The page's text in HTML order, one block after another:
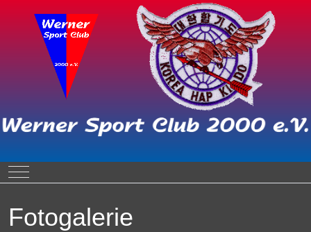
Mobile Menu Toggle
Fotogalerie